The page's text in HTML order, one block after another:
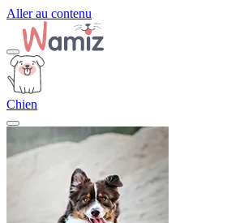
Aller au contenu
Chien